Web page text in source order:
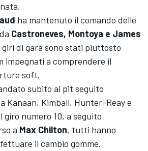
ha mantenuto il comando delle
Castroneves, Montoya e James
giri di gara sono stati piuttosto
impegnati a comprendere il
soft.
subito al pit seguito
Kanaan, Kimball, Hunter-Reay e
giro numero 10, a seguito
a Max Chilton, tutti hanno
il cambio gomme.